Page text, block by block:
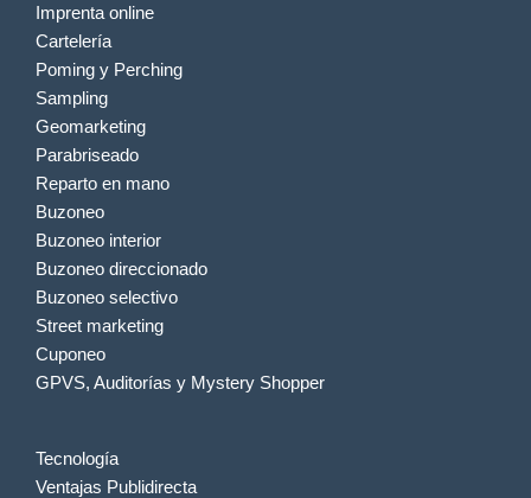
Imprenta online
Cartelería
Poming y Perching
Sampling
Geomarketing
Parabriseado
Reparto en mano
Buzoneo
Buzoneo interior
Buzoneo direccionado
Buzoneo selectivo
Street marketing
Cuponeo
GPVS, Auditorías y Mystery Shopper
Tecnología
Ventajas Publidirecta